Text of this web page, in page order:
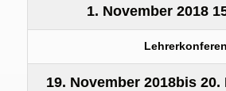
1. November 2018
19. November 2018bis 20.